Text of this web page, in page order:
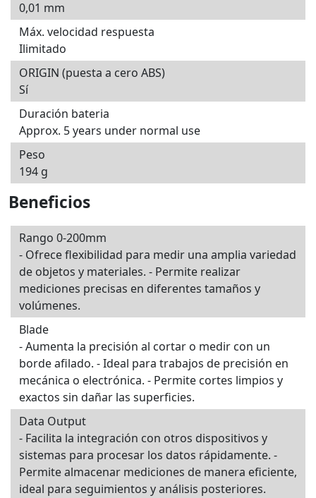
0,01 mm
Máx. velocidad respuesta
Ilimitado
ORIGIN (puesta a cero ABS)
Sí
Duración bateria
Approx. 5 years under normal use
Peso
194 g
Beneficios
Rango 0-200mm
- Ofrece flexibilidad para medir una amplia variedad
de objetos y materiales. - Permite realizar
mediciones precisas en diferentes tamaños y
volúmenes.
Blade
- Aumenta la precisión al cortar o medir con un
borde afilado. - Ideal para trabajos de precisión en
mecánica o electrónica. - Permite cortes limpios y
exactos sin dañar las superficies.
Data Output
- Facilita la integración con otros dispositivos y
sistemas para procesar los datos rápidamente. -
Permite almacenar mediciones de manera eficiente,
ideal para seguimientos y análisis posteriores.